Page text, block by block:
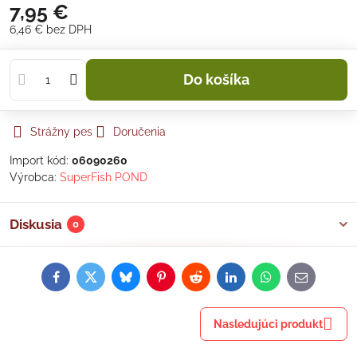
7,95 €
6,46 € bez DPH
Do košíka
Strážny pes Doručenia
Import kód: 06090260
Výrobca: SuperFish POND
Diskusia 0
FacebookTwitterBlueskyPinterestRedditLinkedInWhatsApp
E-
mail
Nasledujúci produkt